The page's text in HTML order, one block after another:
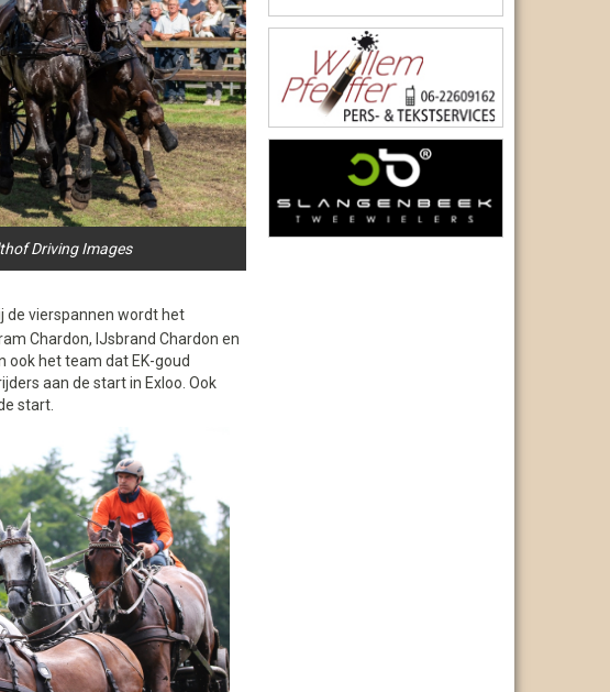
Driving Images
de vierspannen wordt het
Chardon, IJsbrand Chardon en
ook het team dat EK-goud
aan de start in Exloo. Ook
start.